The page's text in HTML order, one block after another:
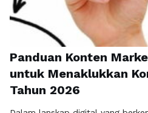
Panduan Konten
untuk Menaklukkan
Tahun 2026